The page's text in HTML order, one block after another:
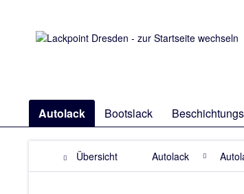
Autolack Bootslack
Übersicht Autolack